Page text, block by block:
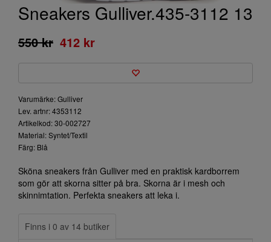
Sneakers Gulliver.435-3112 13
550 kr 412 kr
Varumärke: Gulliver
Lev. artnr: 4353112
Artikelkod: 30-002727
Material: Syntet/Textil
Färg: Blå
Sköna sneakers från Gulliver med en praktisk kardborrem
som gör att skorna sitter på bra. Skorna är i mesh och
skinnimtation. Perfekta sneakers att leka i.
Finns i 0 av 14 butiker